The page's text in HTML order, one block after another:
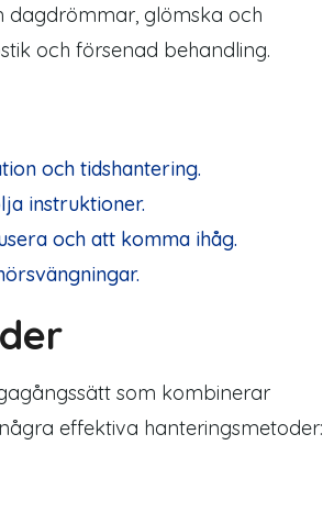
dagdrömmar, glömska och
och försenad behandling.
och tidshantering.
instruktioner.
och att komma ihåg.
som kombinerar
effektiva hanteringsmetoder: